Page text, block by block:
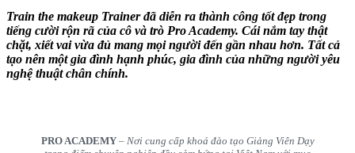
Train the makeup Trainer đã diễn ra thành công tốt đẹp trong
tiếng cười rộn rã của cô và trò Pro Academy. Cái nắm tay thật
chặt, xiết vai vừa đủ mang mọi người đến gần nhau hơn. Tất cả
tạo nên một gia đình hạnh phúc, gia đình của những người yêu
nghệ thuật chân chính.
PRO ACADEMY – Nơi cung cấp khoá đào tạo Giảng Viên Dạy